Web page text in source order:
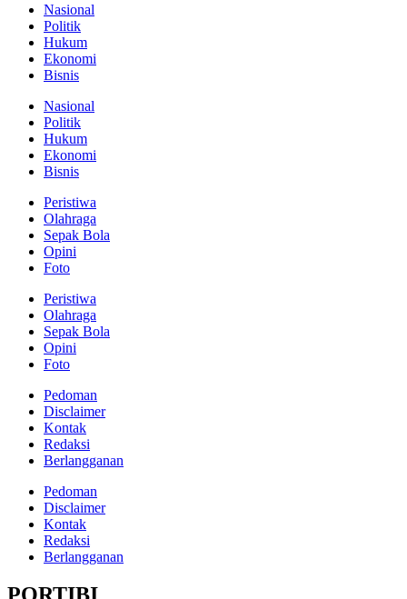
Nasional
Politik
Hukum
Ekonomi
Bisnis
Nasional
Politik
Hukum
Ekonomi
Bisnis
Peristiwa
Olahraga
Sepak Bola
Opini
Foto
Peristiwa
Olahraga
Sepak Bola
Opini
Foto
Pedoman
Disclaimer
Kontak
Redaksi
Berlangganan
Pedoman
Disclaimer
Kontak
Redaksi
Berlangganan